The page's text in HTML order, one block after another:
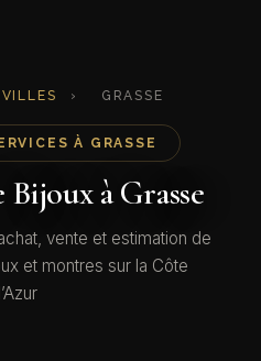
› GRASSE
À GRASSE
à Grasse
vente et estimation de
et montres sur la Côte